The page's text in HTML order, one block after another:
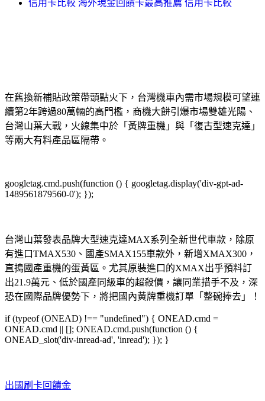
信用卡比較 海外現金回饋卡最高推薦 信用卡比較
在舊換新補貼政策帶頭點火下，台灣機車內需市場規模可望連
續第2年跨過80萬輛的高門檻，商機大餅引爆市場雙雄光陽、
台灣山葉大戰，火線集中於「黃牌重機」與「復古型速克達」
等兩大有料產品區隔帶。
googletag.cmd.push(function () { googletag.display('div-gpt-ad-
1489561879560-0'); });
台灣山葉發表品牌大型速克達MAX系列全新世代車款，除原
有進口TMAX530、國產SMAX155車款外，新增XMAX300，
直搗國產重機的蛋黃區。尤其原裝進口的XMAX出乎預料訂
出21.9萬元、低於國產同級車的超殺價，讓同業措手不及，深
恐在國際品牌優勢下，將把國內黃牌重機訂單「整碗捧去」！
if (typeof (ONEAD) !== "undefined") { ONEAD.cmd =
ONEAD.cmd || []; ONEAD.cmd.push(function () {
ONEAD_slot('div-inread-ad', 'inread'); }); }
出國刷卡回饋金